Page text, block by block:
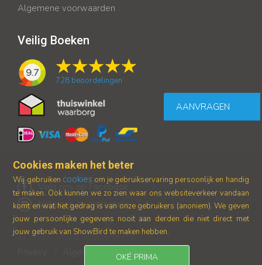
AANVRAGEN
Algemene voorwaarden
Veilig Boeken
9.7
728 beoordelingen
© 2017-2026 Showbird B.V.
Algemene voorwaarden
Volg ons op Facebook
Volg ons op Instagram
Cookies maken het beter
Wij gebruiken cookies om je gebruikservaring persoonlijk en handig
te maken. Ook kunnen we zo zien waar ons websiteverkeer vandaan
komt en wat het gedrag is van onze gebruikers (anoniem). We geven
jouw persoonlijke gegevens nooit aan derden die niet direct met
jouw gebruik van ShowBird te maken hebben.
OKÉ PRIMA